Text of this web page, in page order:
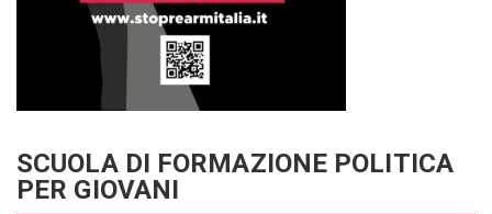
SCUOLA DI FORMAZIONE POLITICA
PER GIOVANI